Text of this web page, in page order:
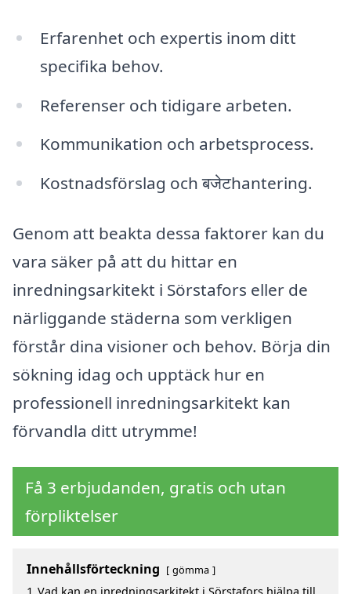
Erfarenhet och expertis inom ditt
specifika behov.
Referenser och tidigare arbeten.
Kommunikation och arbetsprocess.
Kostnadsförslag och बजेटhantering.
Genom att beakta dessa faktorer kan du
vara säker på att du hittar en
inredningsarkitekt i Sörstafors eller de
närliggande städerna som verkligen
förstår dina visioner och behov. Börja din
sökning idag och upptäck hur en
professionell inredningsarkitekt kan
förvandla ditt utrymme!
Få 3 erbjudanden, gratis och utan
förpliktelser
Innehållsförteckning gömma